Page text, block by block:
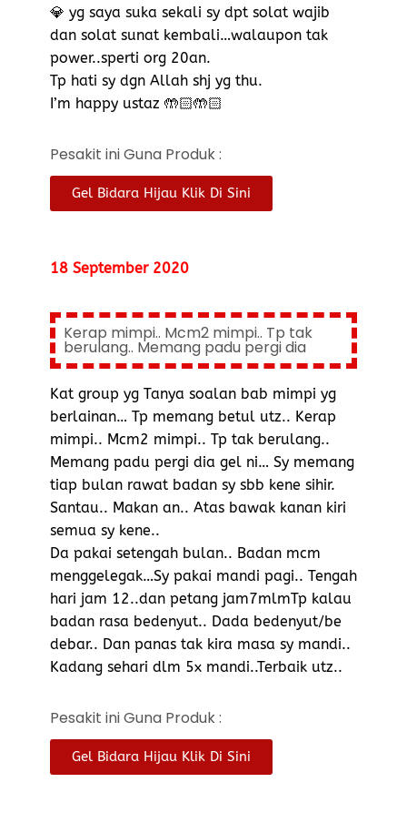
💎 yg saya suka sekali sy dpt solat wajib
dan solat sunat kembali…walaupon tak
power..sperti org 20an.
Tp hati sy dgn Allah shj yg thu.
I’m happy ustaz 🤲🏻🤲🏻
Pesakit ini Guna Produk :
Gel Bidara Hijau Klik Di Sini
18 September 2020
Kerap mimpi.. Mcm2 mimpi.. Tp tak
berulang.. Memang padu pergi dia
Kat group yg Tanya soalan bab mimpi yg
berlainan… Tp memang betul utz.. Kerap
mimpi.. Mcm2 mimpi.. Tp tak berulang..
Memang padu pergi dia gel ni… Sy memang
tiap bulan rawat badan sy sbb kene sihir.
Santau.. Makan an.. Atas bawak kanan kiri
semua sy kene..
Da pakai setengah bulan.. Badan mcm
menggelegak…Sy pakai mandi pagi.. Tengah
hari jam 12..dan petang jam7mlmTp kalau
badan rasa bedenyut.. Dada bedenyut/be
debar.. Dan panas tak kira masa sy mandi..
Kadang sehari dlm 5x mandi..Terbaik utz..
Pesakit ini Guna Produk :
Gel Bidara Hijau Klik Di Sini